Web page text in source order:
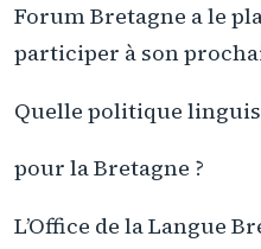
Forum Bretagne a le
participer à son
Quelle politique
pour la Bretagne ?
L’Office de la Langue